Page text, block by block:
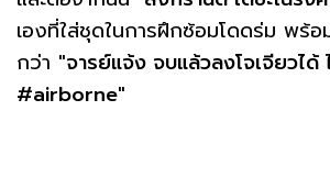
เองที่ใส่ชุดในการฝึกซ้อมโดดร่ม พร้อ
กว่า "จารย์แจ้ง จบแล้วลงโจเจียวได้
#airborne"